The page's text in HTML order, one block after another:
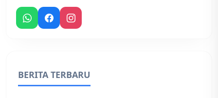
BERITA TERBARU